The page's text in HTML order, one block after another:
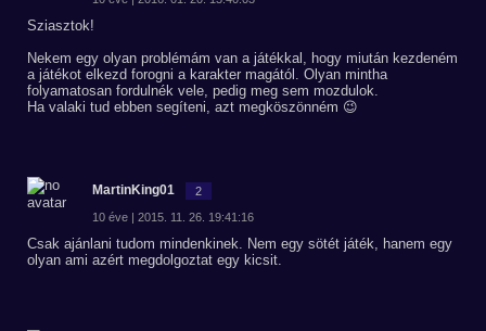
Sziasztok!
Nekem egy olyan problémám van a játékkal, hogy miután kezdeném
a játékot elkezd forogni a karakter magától. Olyan mintha
folyamatosan fordulnék vele, pedig meg sem mozdulok.
Ha valaki tud ebben segíteni, azt megköszönném 😉
MartinKing01 2
10 éve | 2015. 11. 26. 19:41:16
Csak ajánlani tudom mindenkinek. Nem egy sötét játék, hanem egy
olyan ami azért megdolgoztat egy kicsit.